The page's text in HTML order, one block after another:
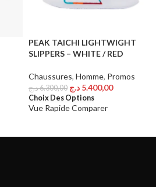
PEAK TAICHI LIGHTWIGHT
SLIPPERS – WHITE / RED
Chaussures, Homme, Promos
6.300,00د.ج 5.400,00 د.ج
Choix Des Options
Vue RapideComparer